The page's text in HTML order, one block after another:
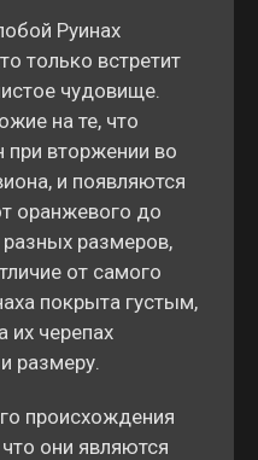
Руинах
только встретит
чудовище.
на те, что
при вторжении во
и появляются
оранжевого до
размеров,
от самого
покрыта густым,
их черепах
размеру.
происхождения
они являются